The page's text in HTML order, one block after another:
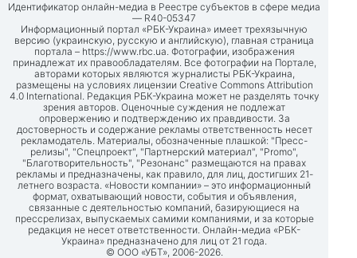
Идентификатор онлайн-медиа в Реестре субъектов в сфере медиа
— R40-05347
Информационный портал «РБК-Украина» имеет трехязычную
версию (украинскую, русскую и английскую), главная страница
портала – https://www.rbc.ua. Фотографии, изображения
принадлежат их правообладателям. Все фотографии на Портале,
авторами которых являются журналисты РБК-Украина,
размещены на условиях лицензии Creative Commons Attribution
4.0 International. Редакция РБК-Украина может не разделять точку
зрения авторов. Оценочные суждения не подлежат
опровержению и подтверждению их правдивости. За
достоверность и содержание рекламы ответственность несет
рекламодатель. Материалы, обозначенные плашкой: "Пресс-
релизы", "Спецпроект", "Партнерский материал", "Promo",
"Благотворительность", "Резонанс" размещаются на правах
рекламы и предназначены, как правило, для лиц, достигших 21-
летнего возраста. «Новости компании» – это информационный
формат, охватывающий новости, события и объявления,
связанные с деятельностью компаний, базирующиеся на
прессрелизах, выпускаемых самими компаниями, и за которые
редакция не несет ответственности. Онлайн-медиа «РБК-
Украина» предназначено для лиц от 21 года.
© ООО «УБТ», 2006-2026.